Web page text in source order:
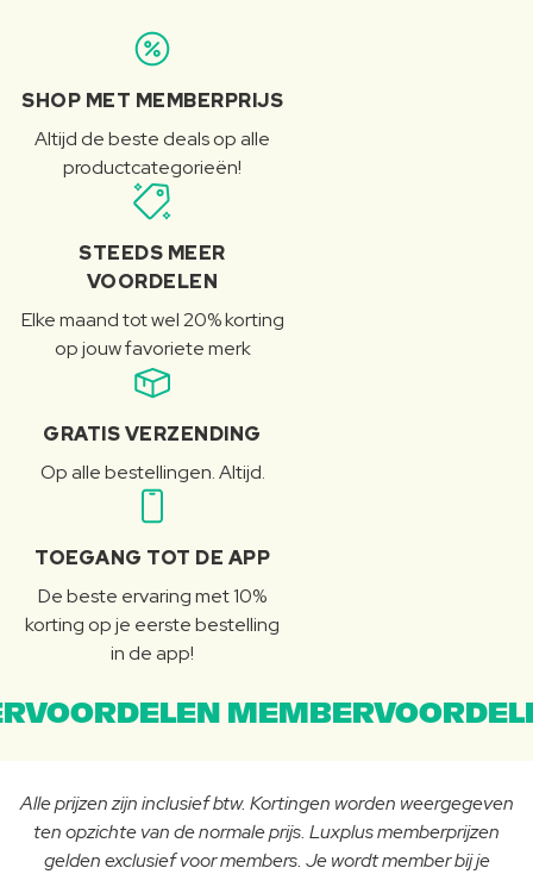
SHOP MET MEMBERPRIJS
Altijd de beste deals op alle
productcategorieën!
STEEDS MEER
VOORDELEN
Elke maand tot wel 20% korting
op jouw favoriete merk
GRATIS VERZENDING
Op alle bestellingen. Altijd.
TOEGANG TOT DE APP
De beste ervaring met 10%
korting op je eerste bestelling
in de app!
Alle prijzen zijn inclusief btw. Kortingen worden weergegeven
ten opzichte van de normale prijs. Luxplus memberprijzen
gelden exclusief voor members. Je wordt member bij je